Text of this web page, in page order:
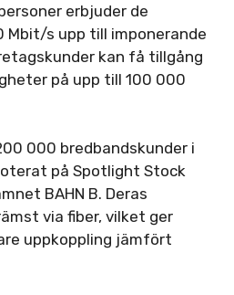
erbjuder de
Mbit/s upp till imponerande
kan få tillgång
på upp till 100 000
000 bredbandskunder i
på Spotlight Stock
BAHN B. Deras
via fiber, vilket ger
uppkoppling jämfört